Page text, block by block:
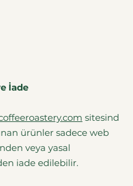
İade
sitesind
ürünler sadece web
veya yasal
iade edilebilir.